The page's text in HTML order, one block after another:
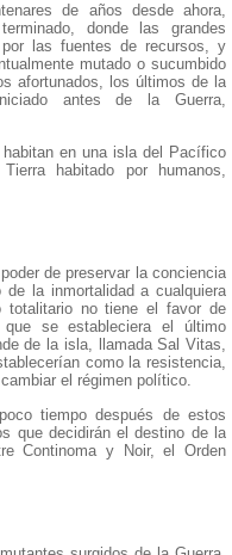
de años desde ahora,
donde las grandes
las fuentes de recursos, y
mutado o sucumbido
afortunados, los últimos de la
antes de la Guerra,
en una isla del Pacífico
habitado por humanos,
de preservar la conciencia
la inmortalidad a cualquiera
no tiene el favor de
se estableciera el último
de la isla, llamada Sal Vitas,
como la resistencia,
el régimen político.
tiempo después de estos
que decidirán el destino de la
Continoma y Noir, el Orden